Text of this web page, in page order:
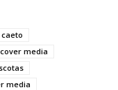
caeto
cover media
media